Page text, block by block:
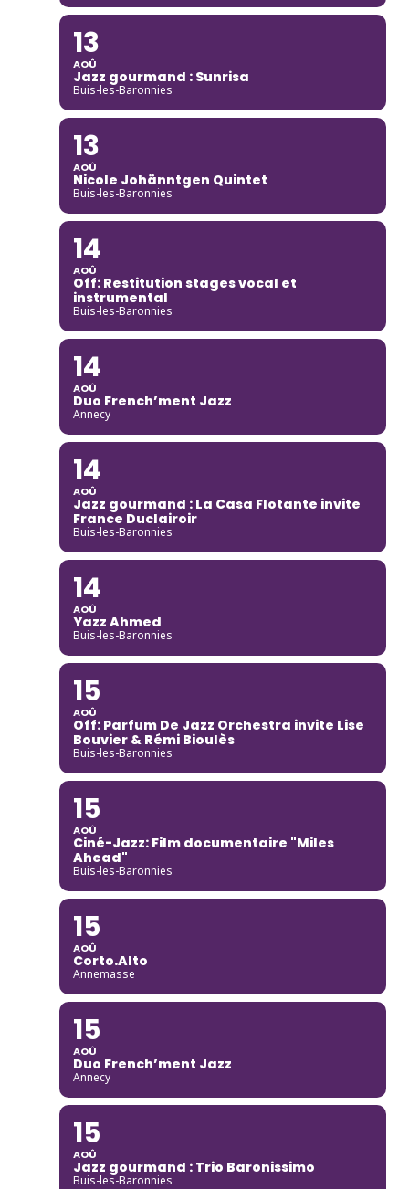
13
AOÛ
Jazz gourmand : Sunrisa
Buis-les-Baronnies
13
AOÛ
Nicole Johänntgen Quintet
Buis-les-Baronnies
14
AOÛ
Off: Restitution stages vocal et
instrumental
Buis-les-Baronnies
14
AOÛ
Duo French’ment Jazz
Annecy
14
AOÛ
Jazz gourmand : La Casa Flotante invite
France Duclairoir
Buis-les-Baronnies
14
AOÛ
Yazz Ahmed
Buis-les-Baronnies
15
AOÛ
Off: Parfum De Jazz Orchestra invite Lise
Bouvier & Rémi Bioulès
Buis-les-Baronnies
15
AOÛ
Ciné-Jazz: Film documentaire "Miles
Ahead"
Buis-les-Baronnies
15
AOÛ
Corto.Alto
Annemasse
15
AOÛ
Duo French’ment Jazz
Annecy
15
AOÛ
Jazz gourmand : Trio Baronissimo
Buis-les-Baronnies